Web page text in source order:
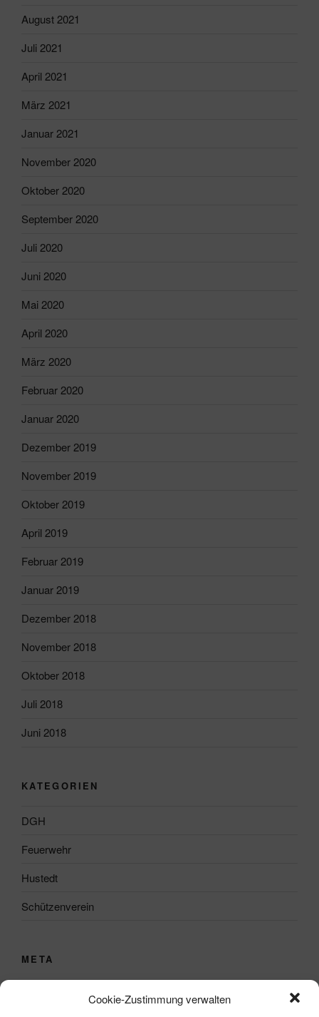
Cookie-Zustimmung verwalten
August 2021
Juli 2021
April 2021
März 2021
Januar 2021
November 2020
Oktober 2020
September 2020
Juli 2020
Juni 2020
Mai 2020
April 2020
März 2020
Februar 2020
Januar 2020
Dezember 2019
November 2019
Oktober 2019
April 2019
Februar 2019
Januar 2019
Dezember 2018
November 2018
Oktober 2018
Juli 2018
Juni 2018
KATEGORIEN
DGH
Feuerwehr
Hustedt
Schützenverein
META